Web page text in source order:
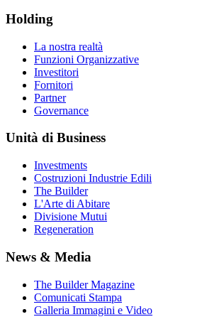
Holding
La nostra realtà
Funzioni Organizzative
Investitori
Fornitori
Partner
Governance
Unità di Business
Investments
Costruzioni Industrie Edili
The Builder
L'Arte di Abitare
Divisione Mutui
Regeneration
News & Media
The Builder Magazine
Comunicati Stampa
Galleria Immagini e Video